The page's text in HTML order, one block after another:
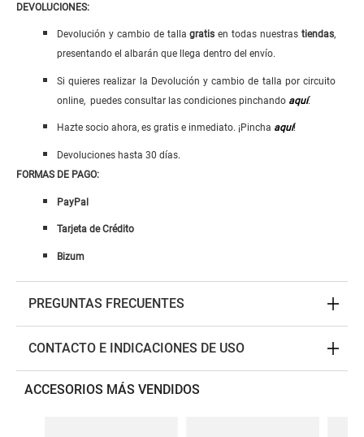
DEVOLUCIONES:
Devolución y cambio de tallagratisen todas nuestrastiendas,
presentando el albarán que llega dentro del envío.
Si quieres realizar la Devolución y cambio de talla por circuito
online, puedes consultar las condiciones pinchando aquí.
Hazte socio ahora, es gratis e inmediato. ¡Pincha aquí!
Devoluciones hasta 30 días.
FORMAS DE PAGO:
PayPal
Tarjeta de Crédito
Bizum
PREGUNTAS FRECUENTES
CONTACTO E INDICACIONES DE USO
ACCESORIOS MÁS VENDIDOS